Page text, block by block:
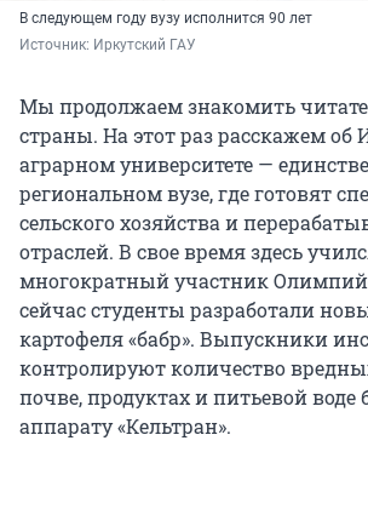
В следующем году вузу исполнится 90 лет
Источник: Иркутский ГАУ
Мы продолжаем знакомить
страны. На этот раз расскажем об
аграрном университете —
региональном вузе, где готовят
сельского хозяйства и
отраслей. В свое время здесь
многократный участник
сейчас студенты разработали
картофеля «бабр». Выпускники
контролируют количество
почве, продуктах и питьевой воде
аппарату «Кельтран».